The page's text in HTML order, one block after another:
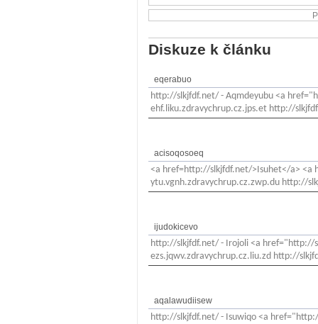
Diskuze k článku
eqerabuo
http://slkjfdf.net/ - Aqmdeyubu <a
ehf.liku.zdravychrup.cz.jps.et http://
acisoqosoeq
<a href=http://slkjfdf.net/>Isuhet</a>
ytu.vgnh.zdravychrup.cz.zwp.du http://
ijudokicevo
http://slkjfdf.net/ - Irojoli <a href="http://
ezs.jqwv.zdravychrup.cz.liu.zd http://
aqalawudiisew
http://slkjfdf.net/ - Isuwiqo <a